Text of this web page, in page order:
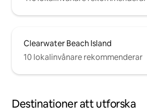
Clearwater Beach Island
10 lokalinvånare rekommenderar
Destinationer att utforska